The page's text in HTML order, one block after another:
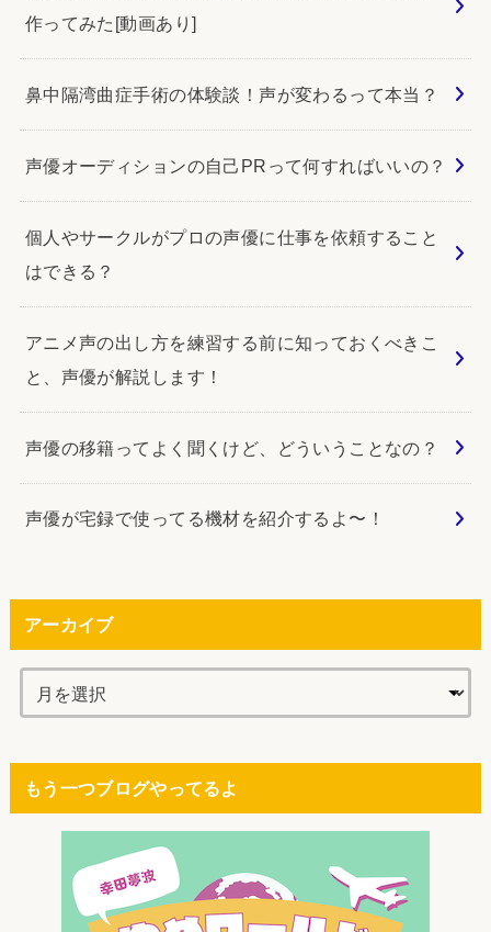
作ってみた[動画あり]
鼻中隔湾曲症手術の体験談！声が変わるって本当？
声優オーディションの自己PRって何すればいいの？
個人やサークルがプロの声優に仕事を依頼すること
はできる？
アニメ声の出し方を練習する前に知っておくべきこ
と、声優が解説します！
声優の移籍ってよく聞くけど、どういうことなの？
声優が宅録で使ってる機材を紹介するよ〜！
アーカイブ
もう一つブログやってるよ